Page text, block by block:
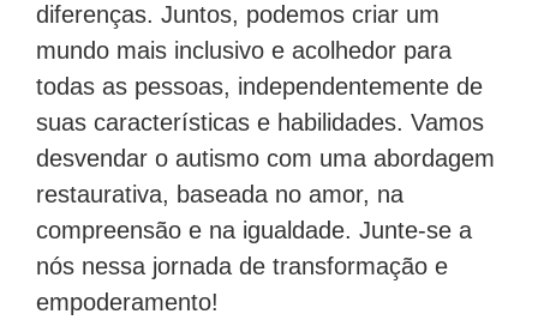
diferenças. Juntos, podemos criar um
mundo mais inclusivo e acolhedor para
todas as pessoas, independentemente de
suas características e habilidades. Vamos
desvendar o autismo com uma abordagem
restaurativa, baseada no amor, na
compreensão e na igualdade. Junte-se a
nós nessa jornada de transformação e
empoderamento!